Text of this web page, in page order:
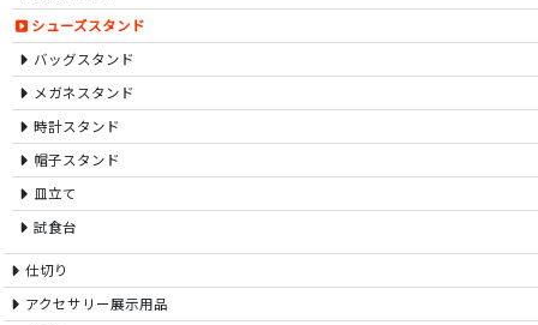
シューズスタンド
バッグスタンド
メガネスタンド
時計スタンド
帽子スタンド
皿立て
試食台
仕切り
アクセサリー展示用品